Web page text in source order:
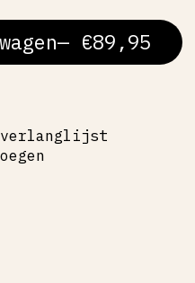
— €89,95
verlanglijst